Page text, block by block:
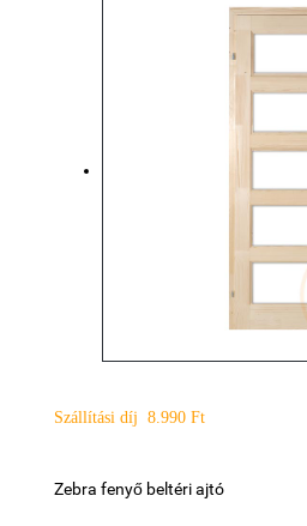
Szállítási díj 8.990 Ft
Zebra fenyő beltéri ajtó